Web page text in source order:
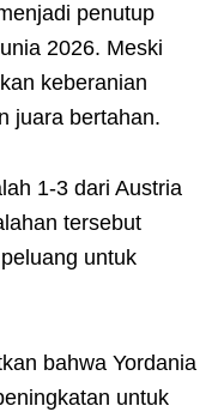
penutup
2026. Meski
keberanian
juara bertahan.
1-3 dari Austria
tersebut
untuk
bahwa Yordania
untuk